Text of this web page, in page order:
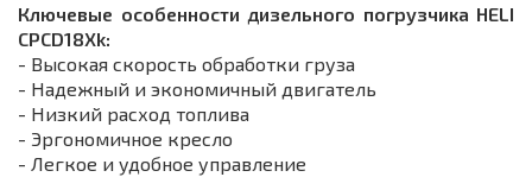
Ключевые особенности дизельного погрузчика HELI
CPСD18Xk:
- Высокая скорость обработки груза
- Надежный и экономичный двигатель
- Низкий расход топлива
- Эргономичное кресло
- Легкое и удобное управление